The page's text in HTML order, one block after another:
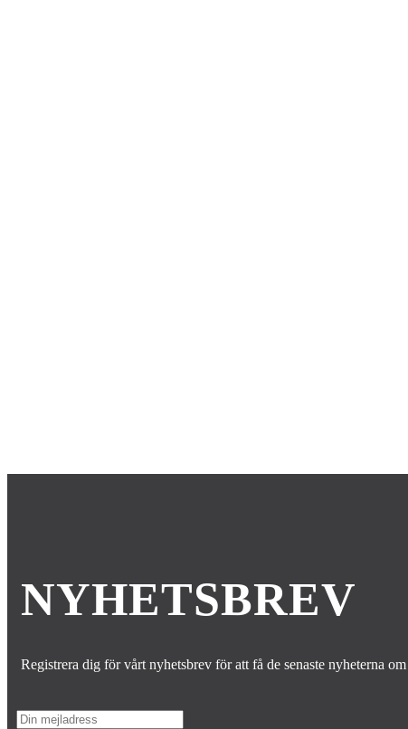
NYHETSBREV
Registrera dig för vårt nyhetsbrev för att få de senaste nyheterna